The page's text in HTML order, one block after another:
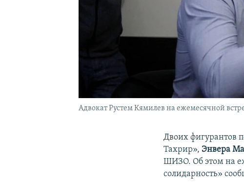
Адвокат Рустем Кямилев на ежемесячной
Двоих фигурантов
Тахрир», Энвера
ШИЗО. Об этом на
солидарность»